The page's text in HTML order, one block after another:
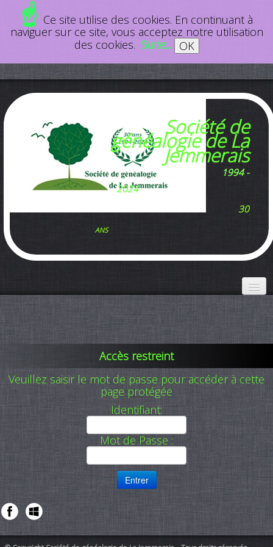
☝ Ce site utilise des cookies. En continuant à
naviguer sur ce site, vous acceptez notre utilisation
des cookies. Suite... OK
Société de
généalogie de La
Jemmerais
1994 -
2024
30
ans
Accueil
Activités
Accès restreint
Veuillez saisir le mot de passe pour accéder à cette
page protégée
Identifiant:
Mot de Passe :